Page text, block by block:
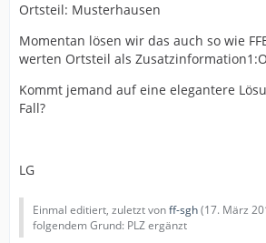
Ortsteil: Musterhausen
Momentan lösen wir das auch so wie
werten Ortsteil als
Kommt jemand auf eine elegantere
Fall?
LG
Einmal editiert, zuletzt vonff-sgh(17. März
folgendem Grund: PLZ ergänzt